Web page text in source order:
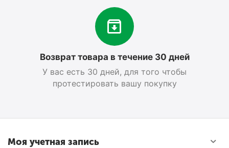
Возврат товара в течение 30 дней
У вас есть 30 дней, для того чтобы
протестировать вашу покупку
Моя учетная запись